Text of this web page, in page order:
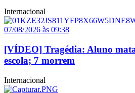
Internacional
07/08/2026 às 09:38
[VÍDEO] Tragédia: Aluno
escola; 7 morrem
Internacional